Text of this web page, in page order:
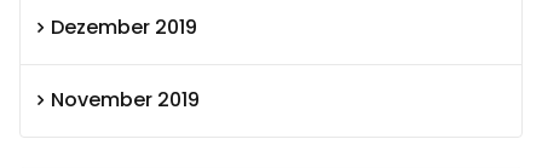
Dezember 2019
November 2019